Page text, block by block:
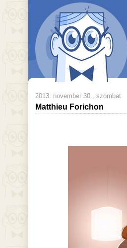
2013. november 30., szombat
Matthieu Forichon